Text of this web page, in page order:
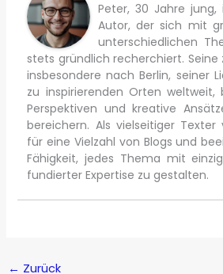
Peter, 30 Jahre
Autor, der sich mit
unterschiedlichen
stets gründlich recherchiert. Seine
insbesondere nach Berlin, seiner
zu inspirierenden Orten
Perspektiven und kreative
bereichern. Als vielseitiger
für eine Vielzahl von Blogs und
Fähigkeit, jedes Thema mit
fundierter Expertise zu gestalten.
← Zurück